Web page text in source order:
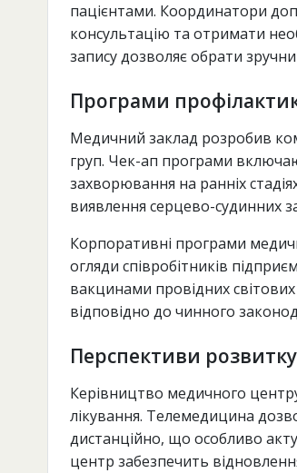
пацієнтами. Координатори
консультацію та отримати
запису дозволяє обрати
Програми
Медичний заклад розробив
груп. Чек-ап програми
захворювання на ранніх
виявлення серцево-судинних
Корпоративні програми
огляди співробітників
вакцинами провідних
відповідно до чинного
Перспективи
Керівництво медичного
лікування. Телемедицина
дистанційно, що особливо
центр забезпечить